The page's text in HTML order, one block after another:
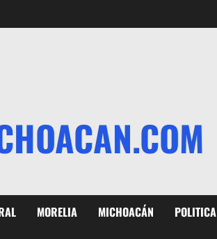
MORELIA MICHOACÁN POLITICA